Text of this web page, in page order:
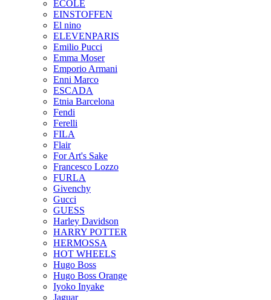
ECOLE
EINSTOFFEN
El nino
ELEVENPARIS
Emilio Pucci
Emma Moser
Emporio Armani
Enni Marco
ESCADA
Etnia Barcelona
Fendi
Ferelli
FILA
Flair
For Art's Sake
Francesco Lozzo
FURLA
Givenchy
Gucci
GUESS
Harley Davidson
HARRY POTTER
HERMOSSA
HOT WHEELS
Hugo Boss
Hugo Boss Orange
Iyoko Inyake
Jaguar